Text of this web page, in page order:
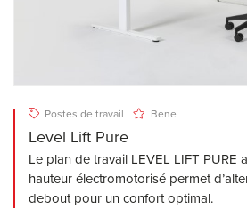
Postes de travail Bene
Level Lift Pure
Le plan de travail LEVEL LIFT PURE
hauteur électromotorisé permet
debout pour un confort optimal.